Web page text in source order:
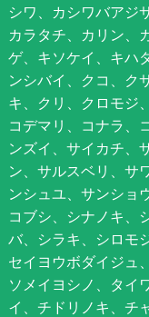
シワ、カシワバアジ
カラタチ、カリン、
ゲ、キソケイ、キハ
ンシバイ、クコ、ク
キ、クリ、クロモジ
コデマリ、コナラ、
ンズイ、サイカチ、
ン、サルスベリ、サ
ンシュユ、サンショ
コブシ、シナノキ、
バ、シラキ、シロモ
セイヨウボダイジュ
ソメイヨシノ、タイ
イ、チドリノキ、チ